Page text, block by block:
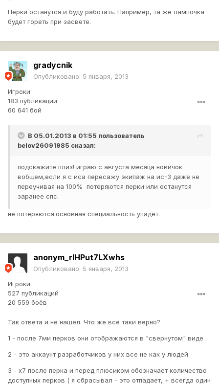
Перки останутся и буду работать. Например, та же лампочка
будет гореть при засвете.
gradycnik
Опубликовано: 5 января, 2013
Игроки
183 публикации
60 641 бой
В 05.01.2013 в 01:55 пользователь
belov26091985 сказал:
подскажите плиз! играю с августа месяца новичок
вобщем,если я с иса пересажу экипаж на ис-3 даже не
переучивая на 100% потеряются перки или останутся
заранее спс.
не потеряются.основная специальность упадёт.
anonym_rlHPut7LXwhs
Опубликовано: 5 января, 2013
Игроки
527 публикаций
20 559 боёв
Так ответа и не нашел. Что же все таки верно?
1 - после 7ми перков они отображаются в "свернутом" виде
2 - это аккаунт разработчиков у них все не как у людей
3 - х7 после перка и перед плюсиком обозначает количество
доступных перков ( я сбрасывал - это отпадает, + всегда один